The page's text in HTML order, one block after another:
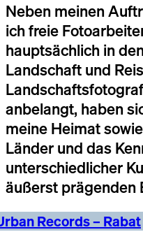
Neben meinen
ich freie
hauptsächlich in
Landschaft und
anbelangt, haben
meine Heimat
Länder und das
unterschiedlicher
äußerst prägenden
Records – Rabat